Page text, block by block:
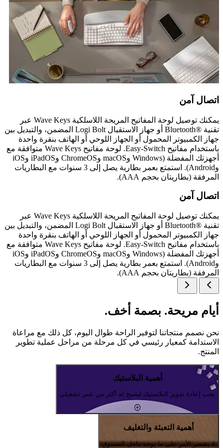
اتصال آمن
يمكنك توصيل لوحة المفاتيح المريحة اللاسلكية Wave Keys عبر
تقنية Bluetooth®‎ أو جهاز الاستقبال Logi Bolt المضمن، والتبديل بين
جهاز الكمبيوتر المحمول أو الجهاز اللوحي أو الهاتف بنقرة واحدة
باستخدام مفاتيح Easy-Switch. لوحة مفاتيح Wave Keys متوافقة مع
أجهزتك المفضلة (Windows وmacOS وChromeOS وiPadOS وiOS
وAndroid). استمتع بعمر بطارية يصل إلى 3 سنوات مع البطاريات
المرفقة (بطاريتان بحجم AAA).
اتصال آمن
يمكنك توصيل لوحة المفاتيح المريحة اللاسلكية Wave Keys عبر
تقنية Bluetooth®‎ أو جهاز الاستقبال Logi Bolt المضمن، والتبديل بين
جهاز الكمبيوتر المحمول أو الجهاز اللوحي أو الهاتف بنقرة واحدة
باستخدام مفاتيح Easy-Switch. لوحة مفاتيح Wave Keys متوافقة مع
أجهزتك المفضلة (Windows وmacOS وChromeOS وiPadOS وiOS
وAndroid). استمتع بعمر بطارية يصل إلى 3 سنوات مع البطاريات
المرفقة (بطاريتان بحجم AAA).
أيام مريحة. بصمة أخف.
نحن نصمم منتجاتنا لتوفير الراحة طوال اليوم، كل ذلك مع مراعاة
الاستدامة كمعيار رئيسي في كل مرحلة من مراحل عملية تطوير
المنتج.
أهمية البلاستيك
يجب إعادة تدوير البلاستيك ليصبح له أكثر من عمر تشغيلي
أهمية التعبئة والتغليف
لا يقتصر الأمر على ما يوجد داخل الصندوق